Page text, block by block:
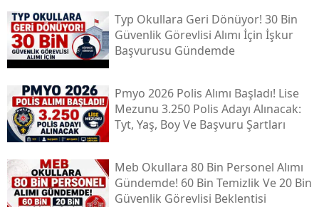
Typ Okullara Geri Dönüyor! 30 Bin
Güvenlik Görevlisi Alımı İçin İşkur
Başvurusu Gündemde
Pmyo 2026 Polis Alımı Başladı! Lise
Mezunu 3.250 Polis Adayı Alınacak:
Tyt, Yaş, Boy Ve Başvuru Şartları
Meb Okullara 80 Bin Personel Alımı
Gündemde! 60 Bin Temizlik Ve 20 Bin
Güvenlik Görevlisi Beklentisi